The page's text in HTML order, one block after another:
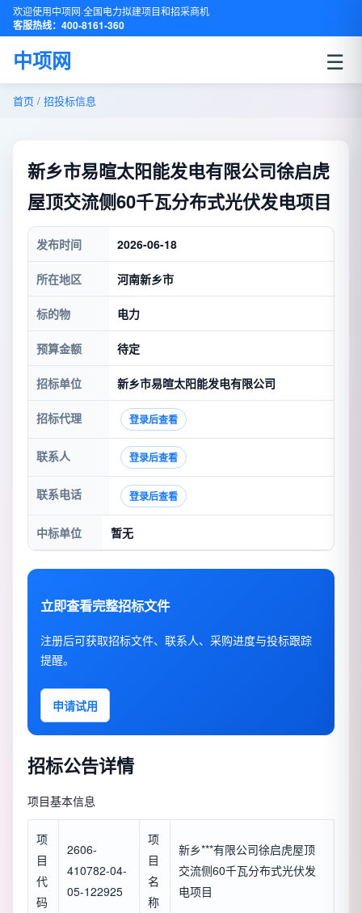
欢迎使用中项网·全国电力拟建项目和招采商机
客服热线：400-8161-360
中项网 ☰
首页 / 招投标信息
新乡市易暄太阳能发电有限公司徐启虎
屋顶交流侧60千瓦分布式光伏发电项目
发布时间 2026-06-18
所在地区 河南新乡市
标的物 电力
预算金额 待定
招标单位 新乡市易暄太阳能发电有限公司
招标代理 登录后查看
联系人 登录后查看
联系电话 登录后查看
中标单位 暂无
立即查看完整招标文件
注册后可获取招标文件、联系人、采购进度与投标跟踪
提醒。
申请试用
招标公告详情
项目基本信息
项
目
代
码
2606-
410782-04-
05-122925
项
目
名
称
新乡***有限公司徐启虎屋顶
交流侧60千瓦分布式光伏发
电项目